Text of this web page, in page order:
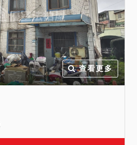
行向鄰里機關查訪探詢，
綜合考量相關風險後再行
標或應買。拍定後均不得
此為由聲請減少價金或聲
撤銷拍定。
註
、拍賣最低價額合計新台
：9,908,000元，以總價
查看更多